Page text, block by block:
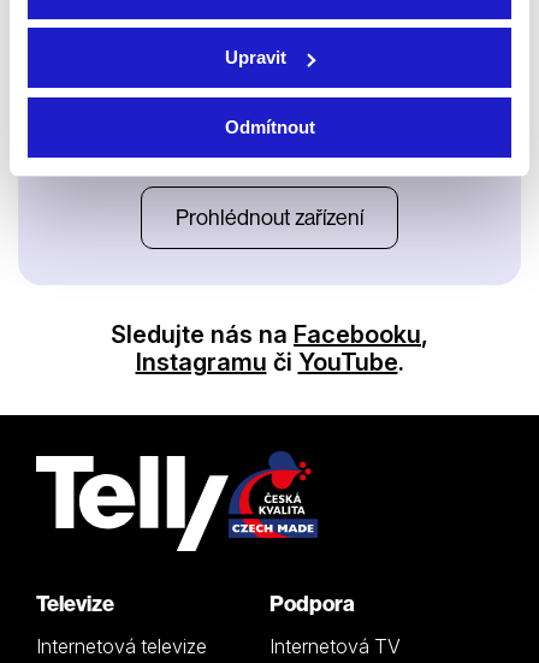
Upravit
Odmítnout
Satelit
Prohlédnout zařízení
Sledujte nás na Facebooku,
Instagramu či YouTube.
Televize
Internetová televize
Podpora
Internetová TV